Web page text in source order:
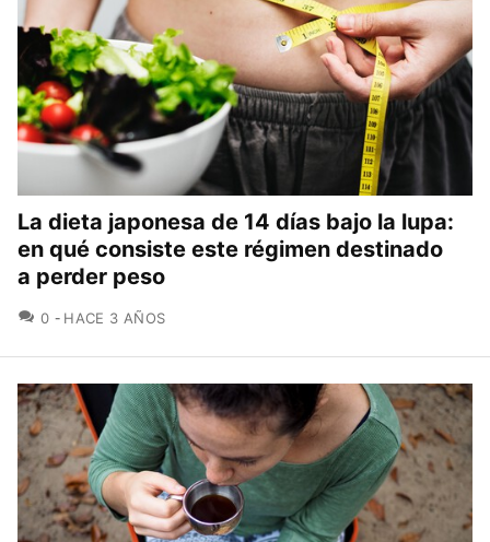
La dieta japonesa de 14 días bajo la lupa:
en qué consiste este régimen destinado
a perder peso
0 COMENTARIOS
HACE 3 AÑOS